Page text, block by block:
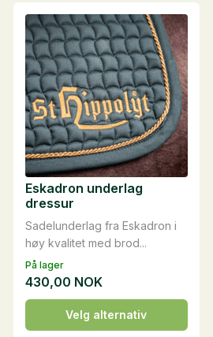
flere
varianter.
Alternativene
kan
velges
på
produktsiden
På lager
Sadelunderlag fra Eskadron i
høy kvalitet med brod...
Eskadron underlag
dressur
430,00 NOK
Velg alternativ
Dette
produktet